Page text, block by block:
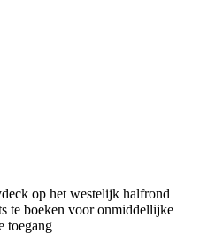
op het westelijk halfrond
te boeken voor onmiddellijke
toegang